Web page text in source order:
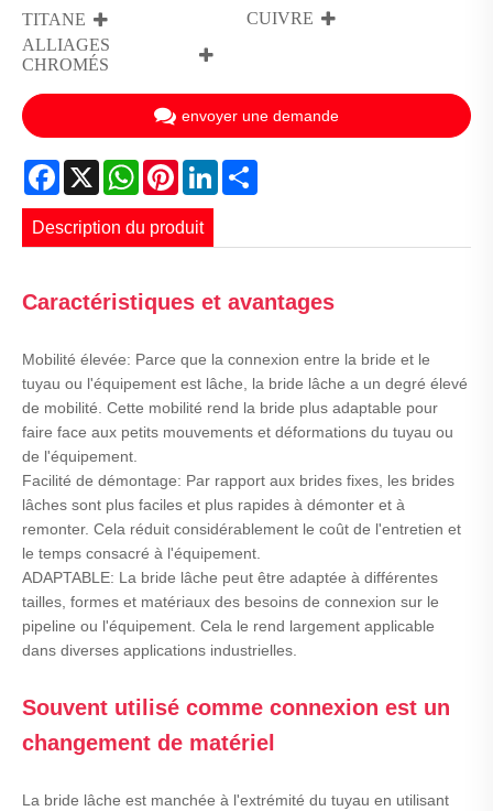
TITANE
ALLIAGES
CHROMÉS
CUIVRE
envoyer une demande
Facebook
X WhatsApp
PinterestLinkedIn
Description du produit
Caractéristiques et avantages
Mobilité élevée: Parce que la connexion entre la bride et le
tuyau ou l'équipement est lâche, la bride lâche a un degré élevé
de mobilité. Cette mobilité rend la bride plus adaptable pour
faire face aux petits mouvements et déformations du tuyau ou
de l'équipement.
Facilité de démontage: Par rapport aux brides fixes, les brides
lâches sont plus faciles et plus rapides à démonter et à
remonter. Cela réduit considérablement le coût de l'entretien et
le temps consacré à l'équipement.
ADAPTABLE: La bride lâche peut être adaptée à différentes
tailles, formes et matériaux des besoins de connexion sur le
pipeline ou l'équipement. Cela le rend largement applicable
dans diverses applications industrielles.
Souvent utilisé comme connexion est un
changement de matériel
La bride lâche est manchée à l'extrémité du tuyau en utilisant